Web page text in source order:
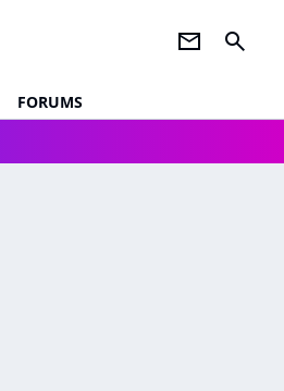
newsletter search
FORUMS